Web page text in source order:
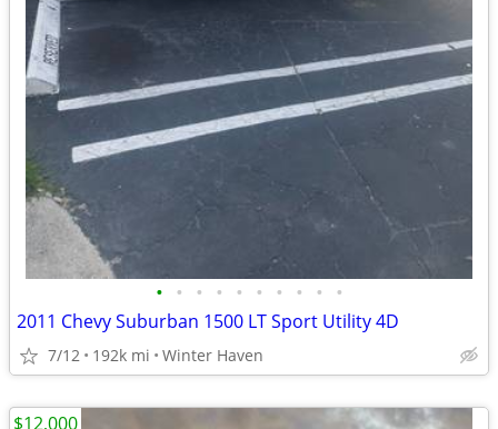
• • • • • • • • • •
2011 Chevy Suburban 1500 LT Sport Utility 4D
7/12 192k mi Winter Haven
$12,000